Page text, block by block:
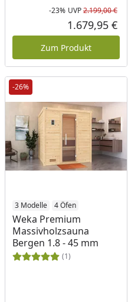
-23% UVP2.199,00 €
1.679,95 €
Zum Produkt
-26%
3 Modelle 4 Öfen
Weka Premium
Massivholzsauna
Bergen 1.8 - 45 mm
(1)